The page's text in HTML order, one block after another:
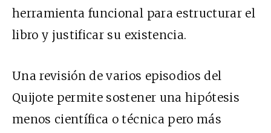
herramienta funcional para estructurar el
libro y justificar su existencia.
Una revisión de varios episodios del
Quijote permite sostener una hipótesis
menos científica o técnica pero más